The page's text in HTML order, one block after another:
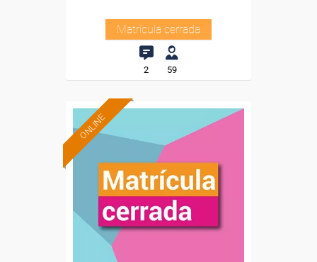
Matrícula cerrada
2 59
ONLINE